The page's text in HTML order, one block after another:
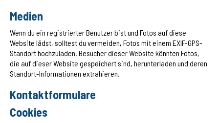
Medien
Wenn du ein registrierter Benutzer bist und Fotos auf diese
Website lädst, solltest du vermeiden, Fotos mit einem EXIF-GPS-
Standort hochzuladen. Besucher dieser Website könnten Fotos,
die auf dieser Website gespeichert sind, herunterladen und deren
Standort-Informationen extrahieren.
Kontaktformulare
Cookies